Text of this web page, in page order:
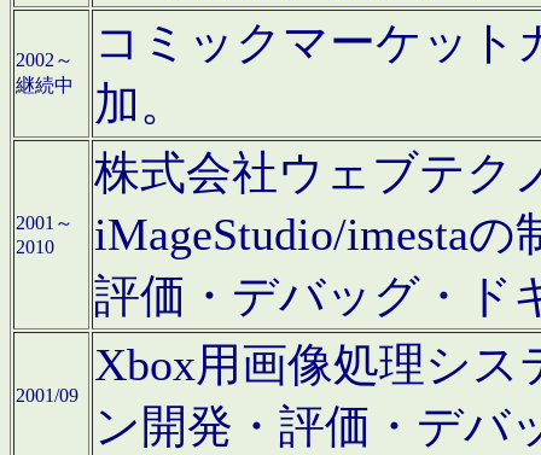
2002～
継続中
コミックマーケット
加。
2001～
2010
株式会社ウェブテク
iMageStudio/imesta
評価・デバッグ・ド
2001/09
Xbox用画像処理シ
ン開発・評価・デバ